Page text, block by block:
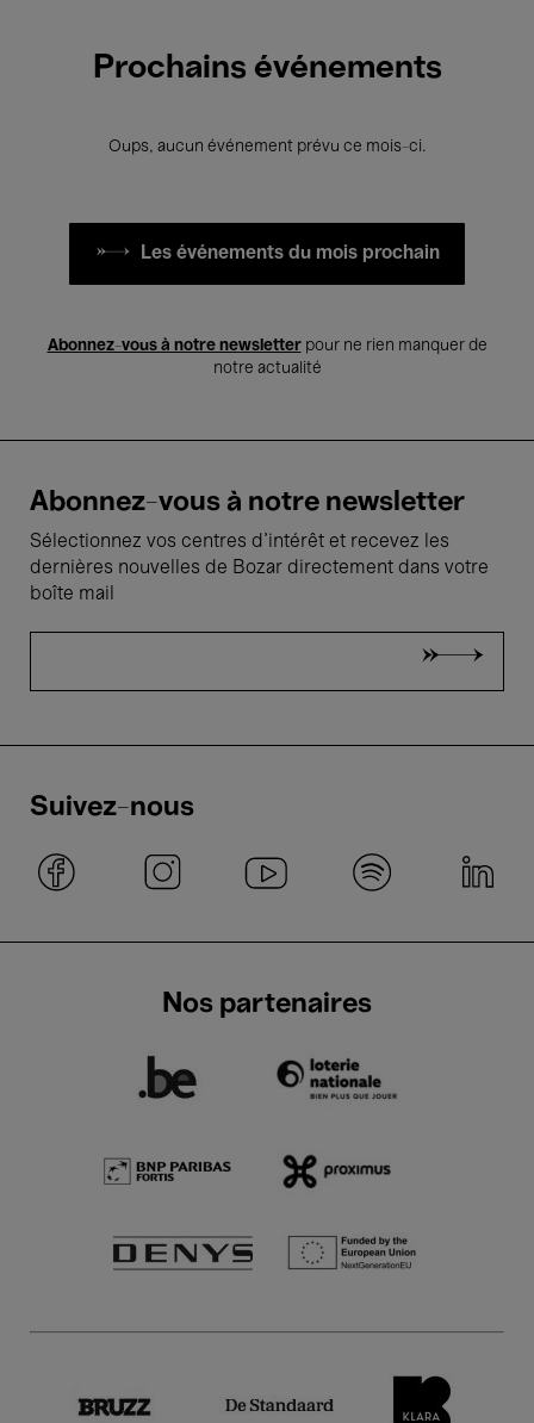
Prochains événements
Oups, aucun événement prévu ce mois-ci.
Les événements du mois prochain
Abonnez-vous à notre newsletterpour ne rien manquer de
notre actualité
Abonnez-vous à notre newsletter
Sélectionnez vos centres d'intérêt et recevez les
dernières nouvelles de Bozar directement dans votre
boîte mail
Suivez-nous
Nos partenaires